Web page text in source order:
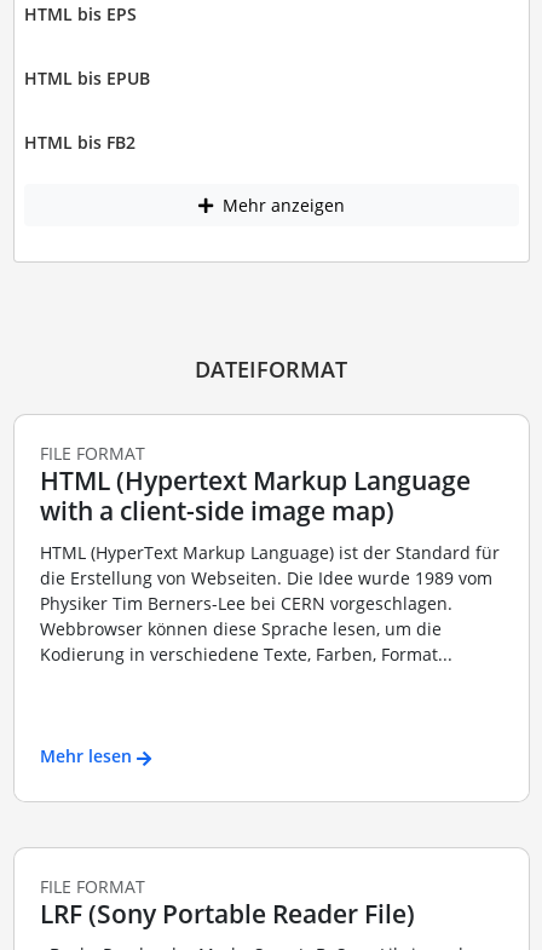
HTML bis EPS
HTML bis EPUB
HTML bis FB2
Mehr anzeigen
DATEIFORMAT
FILE FORMAT
HTML (Hypertext Markup Language
with a client-side image map)
HTML (HyperText Markup Language) ist der Standard für
die Erstellung von Webseiten. Die Idee wurde 1989 vom
Physiker Tim Berners-Lee bei CERN vorgeschlagen.
Webbrowser können diese Sprache lesen, um die
Kodierung in verschiedene Texte, Farben, Format...
Mehr lesen
FILE FORMAT
LRF (Sony Portable Reader File)